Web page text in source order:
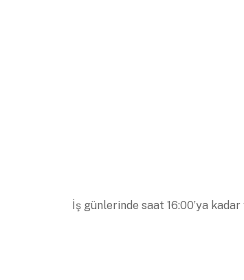
İş günlerinde saat 16:00’ya